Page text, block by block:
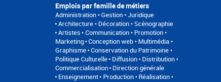
Emplois par famille de métiers
Administration • Gestion • Juridique
Architecture • Décoration • Scénographie
Artistes
Communication • Promotion •
Marketing Conception web • Multimédia •
Graphisme Conservation du Patrimoine •
Politique Culturelle Diffusion • Distribution •
Commercialisation Direction générale
Enseignement
Production • Réalisation •